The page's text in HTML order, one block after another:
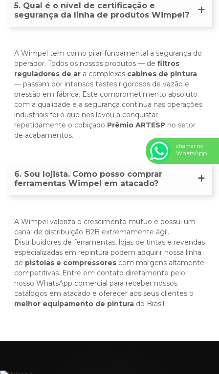
5. Qual é o nível de certificação e
segurança da linha de produtos Wimpel?
A Wimpel tem como pilar fundamental a segurança do
operador. Todos os nossos produtos — de filtros
reguladores de ar a complexas cabines de pintura
— passam por intensos testes rigorosos de vazão e
pressão em fábrica. Este comprometimento absoluto
com a qualidade e a segurança contínua nas operações
industriais foi o que nos levou a conquistar
repetidamente o cobiçado Prêmio ARTESP no setor
de acabamentos.
6. Sou lojista. Como posso comprar
ferramentas Wimpel em atacado?
A Wimpel valoriza o crescimento mútuo e possui um
canal de distribuição B2B extremamente ágil.
Distribuidores de ferramentas, lojas de tintas e revendas
especializadas em repintura podem adquirir nossa linha
de pistolas e compressores com margens altamente
competitivas. Entre em contato diretamente pelo
nosso WhatsApp comercial para receber nossos
catálogos em atacado e oferecer aos seus clientes o
melhor equipamento de pintura do Brasil.
chamar no
WhatsApp